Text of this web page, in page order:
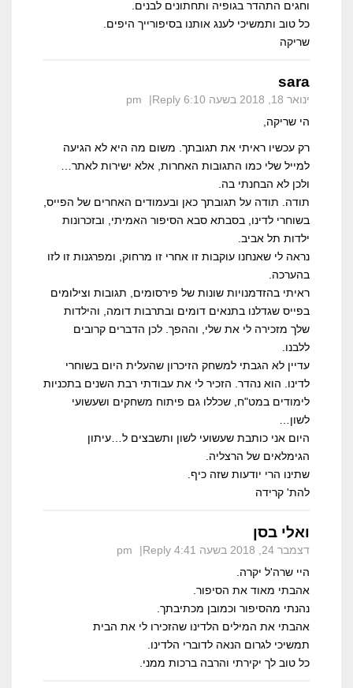
וחגים התהדר בגופיה ותחתונים לבנים.
כל טוב ותמשיכי לענג אותנו בסיפורייך היפים.
שריקה
sara
ינואר 18, 2018 בשעה 6:10 pm
Reply
הי שריקה,
רק עכשיו ראיתי את תגובתך. משום מה היא לא הגיעה
למייל שלי כמו התגובות האחרות, אלא ישירות לאתר…
ולכן לא הבחנתי בה.
תודה. תודה על תגובתך כאן ובעמודים האחרים של הפייס,
בשוחרי לדינו, בסבתא סבא הסיפור האמיתי, ובזכרונות
ילדות תל אביב.
נראה לי שאנחנו עוקבות זו אחרי זו מרחוק, ומפרגנות זו לזו
בהערכה.
ראיתי בהזדמנויות שונות של פירסומים, תגובות וצילומים
בפייס שגדלנו בתנאים דומים ובתרבות דומה, והילדות
שלך מזכירה לי את שלי, וההפך. לכן הדברים קרובים
ללבנו.
עדיין לא הגבתי למשחק הזיכרון שהעלית היום בשוחרי
לדינו. הוא נהדר. הזכיר לי את עבודתי רבת השנים בתכניות
לימודים במט"ח, שכללו גם פיתוח משחקים ושעשועי
לשון…
היום אני כותבת שעשועי לשון ותשבצים ל…עיתון
הגימלאים של הרצליה.
שתינו הרי יודעות שזה כיף.
להת' קרידה
ואלי בסן
דצמבר 24, 2018 בשעה 4:41 pm
Reply
היי שרה'ל יקרה.
אהבתי מאוד את הסיפור.
נהנתי מהסיפור וכמובן מכתיבתך.
אהבתי את המילים הלדינו שהזכירו לי את הבית
תמשיכי לגרום הנאה לדוברי הלדינו.
כל טוב לך יקירתי והרבה ברכות ממני.